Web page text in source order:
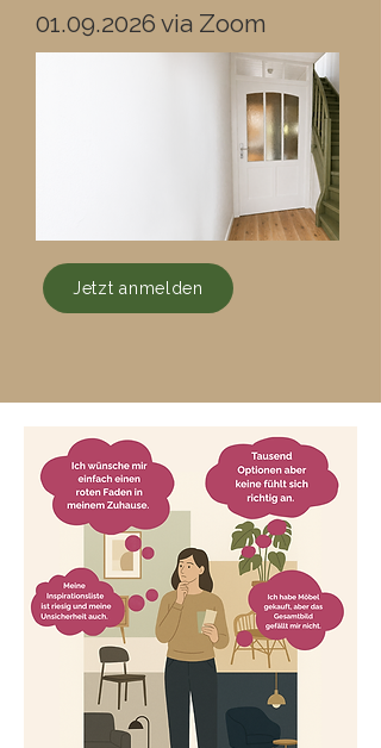
01.09.2026 via Zoom
Jetzt anmelden